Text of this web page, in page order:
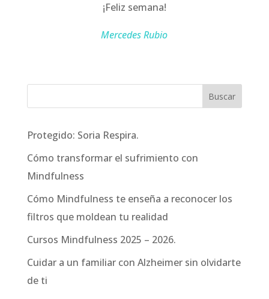
¡Feliz semana!
Mercedes Rubio
Protegido: Soria Respira.
Cómo transformar el sufrimiento con
Mindfulness
Cómo Mindfulness te enseña a reconocer los
filtros que moldean tu realidad
Cursos Mindfulness 2025 – 2026.
Cuidar a un familiar con Alzheimer sin olvidarte
de ti